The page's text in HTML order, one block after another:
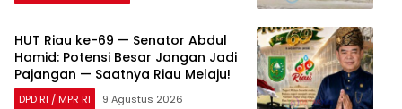
HUT Riau ke-69 — Senator Abdul
Hamid: Potensi Besar Jangan Jadi
Pajangan — Saatnya Riau Melaju!
DPD RI / MPR RI 9 Agustus 2026